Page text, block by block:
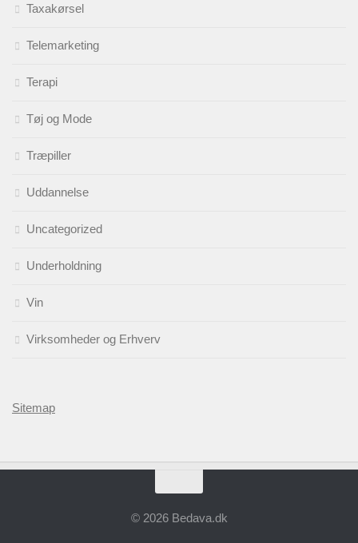
Taxakørsel
Telemarketing
Terapi
Tøj og Mode
Træpiller
Uddannelse
Uncategorized
Underholdning
Vin
Virksomheder og Erhverv
Sitemap
© 2026 Bedava.dk